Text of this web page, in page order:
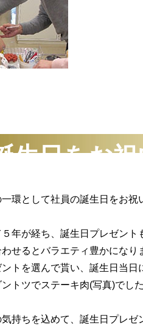
生日をお
環として社員の誕生日をお祝
年が経ち、誕生日プレゼント
せるとバラエティ豊かになり
トを選んで貰い、誕生日当日
トツでステーキ肉(写真)でし
持ちを込めて、誕生日プレゼ